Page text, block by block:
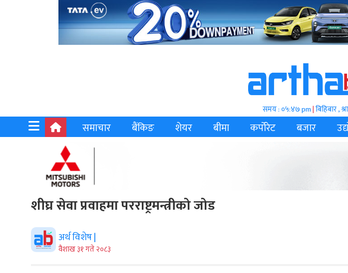
समय : ०५:४७ pm|बिहिबार ,
समाचार बैंकिङ शेयर बीमा कर्पोरेट बजार
शीघ्र सेवा प्रवाहमा परराष्ट्रमन्त्रीको जोड
अर्थ विशेष |
वैशाख ३१ गते २०८३